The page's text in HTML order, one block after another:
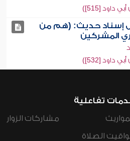
[515])
إسناد حديث: (هم من
المشركين
[532])
تفاعلية
الصلاة
مشاركات الزوار